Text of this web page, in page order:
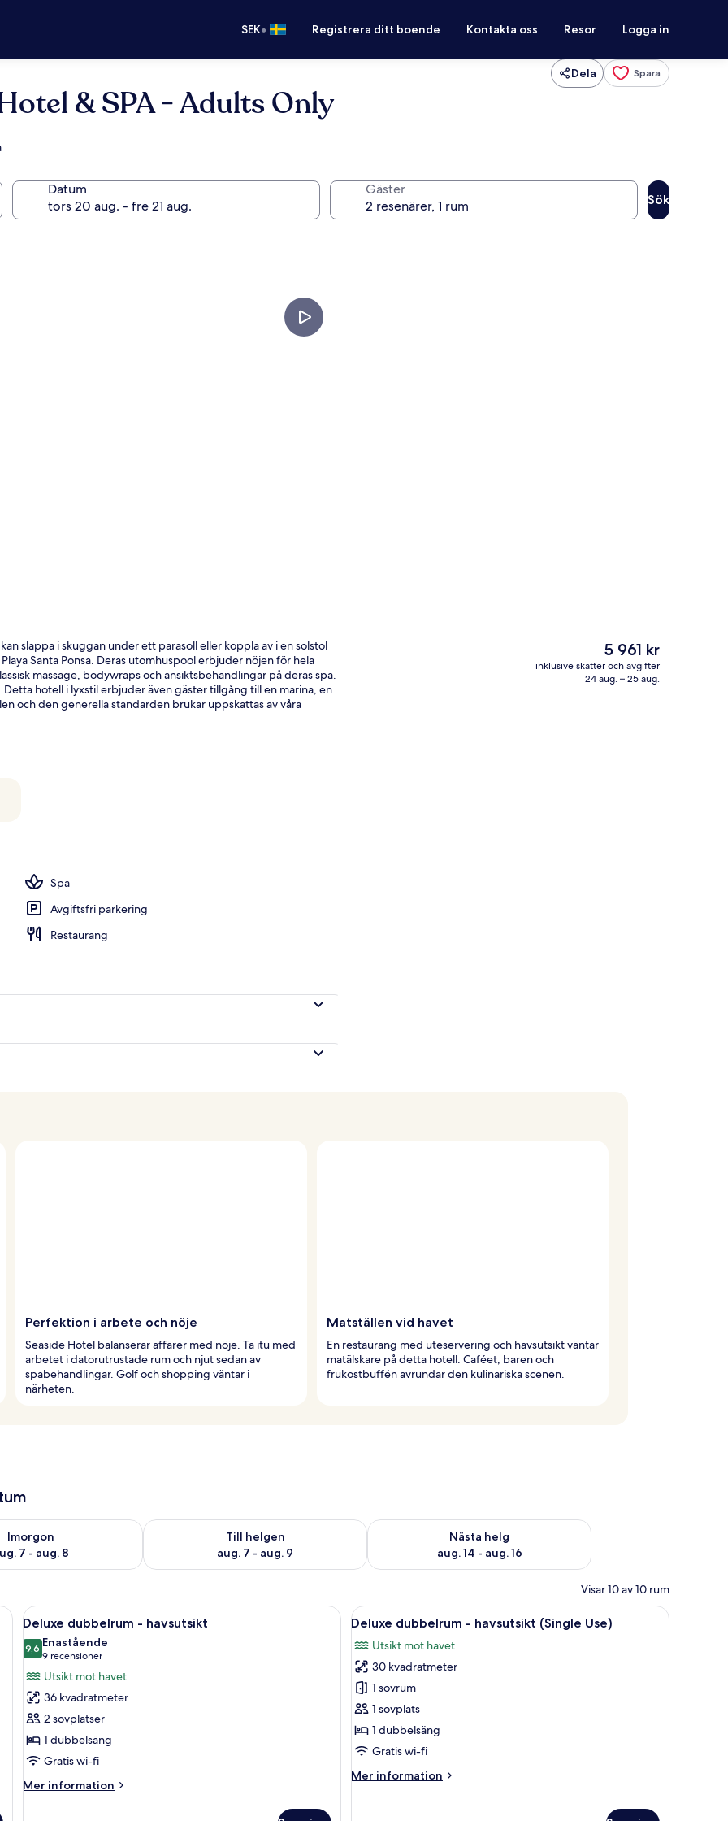
SEK• Registrera ditt boende Kontakta oss Resor Logga in
Dela Spara
& SPA - Adults Only
Datum Gäster
Sök
Behandlingsrum för par, bastu, ångbastu och varma källor/mineralkällor
Behandlingsrum för par, bastu,
slappa i skuggan under ett parasoll eller koppla av i en solstol
Santa Ponsa. Deras utomhuspool erbjuder nöjen för hela
massage, bodywraps och ansiktsbehandlingar på deras spa.
hotell i lyxstil erbjuder även gäster tillgång till en marina, en
och den generella standarden brukar uppskattas av våra
Spa
Avgiftsfri parkering
Restaurang
Det
nuvarande
priset
5 961 kr
inklusive skatter och avgifter
24 aug. – 25 aug.
Perfektion i arbete och nöje
Seaside Hotel balanserar affärer med nöje. Ta itu med
arbetet i datorutrustade rum och njut sedan av
spabehandlingar. Golf och shopping väntar i
närheten.
Matställen vid havet
En restaurang med uteservering och havsutsikt väntar
matälskare på detta hotell. Caféet, baren och
frukostbuffén avrundar den kulinariska scenen.
Imorgon
7 - aug. 8
för imorgon aug. 7 - aug. 8
Till helgen
aug. 7 - aug. 9
Kontrollera tillgängligheten för den här helgen aug. 7 - aug. 9
Nästa helg
aug. 14 - aug. 16
Kontrollera tillgängligheten för nästa helg aug. 14 - aug. 16
Visar 10 av 10 rum
rummet och skrivbord
Öppna
alla
foton
för
Deluxe
dubbelrum
-
havsutsikt
Ett modernt hotellrum med en stor säng, en balkong med utsikt och en matplats.
9
Deluxe dubbelrum - havsutsikt
9,69,6 av 10
Enastående
9 recensioner
(9 recensioner)
Utsikt mot havet
36 kvadratmeter
2 sovplatser
1 dubbelsäng
Gratis wi-fi
Mer information
Mer
Öppna
alla
foton
för
Deluxe
dubbelrum
-
havsutsikt
Use)
Ett sovrum med en stor säng, två kuddar
9
Deluxe dubbelrum - havsutsikt (Single Use)
Utsikt mot havet
30 kvadratmeter
1 sovrum
1 sovplats
1 dubbelsäng
Gratis wi-fi
Mer information
Mer